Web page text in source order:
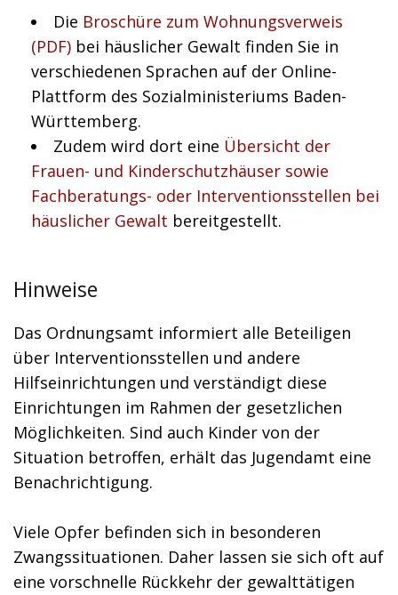
Die Broschüre zum Wohnungsverweis
(PDF) bei häuslicher Gewalt finden Sie in
verschiedenen Sprachen auf der Online-
Plattform des Sozialministeriums Baden-
Württemberg.
Zudem wird dort eine Übersicht der
Frauen- und Kinderschutzhäuser sowie
Fachberatungs- oder Interventionsstellen bei
häuslicher Gewalt bereitgestellt.
Hinweise
Das Ordnungsamt informiert alle Beteiligen
über Interventionsstellen und andere
Hilfseinrichtungen und verständigt diese
Einrichtungen im Rahmen der gesetzlichen
Möglichkeiten. Sind auch Kinder von der
Situation betroffen, erhält das Jugendamt eine
Benachrichtigung.
Viele Opfer befinden sich in besonderen
Zwangssituationen. Daher lassen sie sich oft auf
eine vorschnelle Rückkehr der gewalttätigen